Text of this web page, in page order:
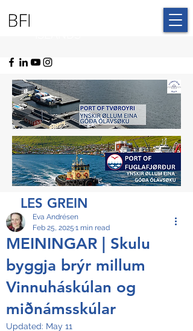
LES GREIN
MEININGAR | Skulu
byggja brýr millum
Vinnuháskúlan og
miðnámsskúlar
Eva Andrésen
Feb 25, 2025 1 min read
Updated: May 11